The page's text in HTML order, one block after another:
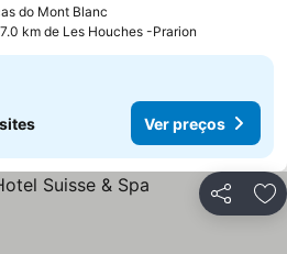
do Mont Blanc
km de Les Houches -Prarion
Ver preços
Partilhar